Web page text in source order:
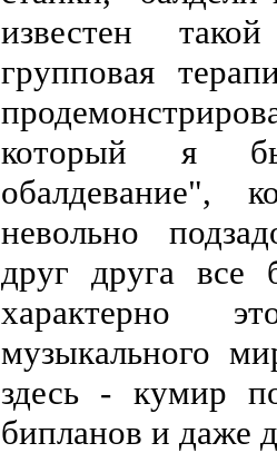
известен
групповая
который я
обалдевание",
невольно
друг друга все
характерно
музыкального
здесь - кумир
бипланов и даже